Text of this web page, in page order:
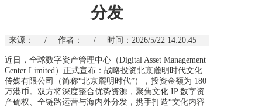
分发
来源： / 作者： / 时间：2026/5/22 14:20:45
近日，全球数字资产管理中心（Digital Asset Management
Center Limited ）正式宣布：战略投资北京麓明时代文化
传媒有限公司（简称“北京麓明时代”），投资金额为 180
万港币。双方将深度整合优势资源，聚焦文化 IP 数字资
产确权、全链路运营与海内外分发，携手打造“文化内容